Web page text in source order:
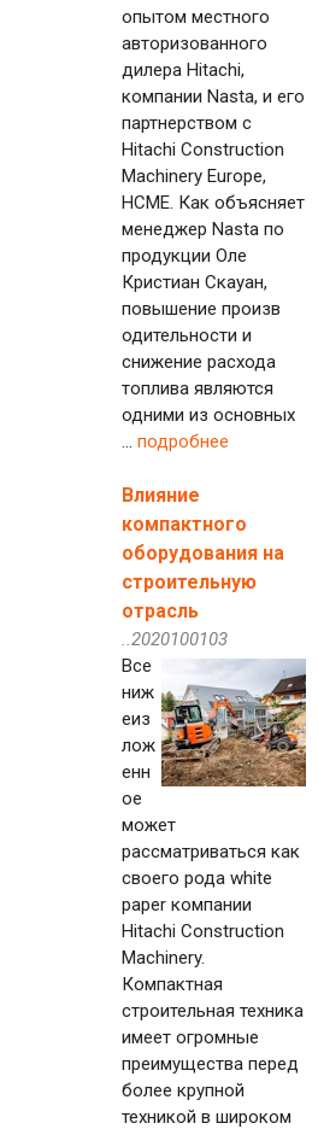
опытом местного
авторизованного
дилера Hitachi,
компании Nasta, и его
партнерством с
Hitachi Construction
Machinery Europe,
HCME. Как объясняет
менеджер Nasta по
продукции Оле
Кристиан Скауан,
повышение произв
одительности и
снижение расхода
топлива являются
одними из основных
... подробнее
Влияние
компактного
оборудования на
строительную
отрасль
..2020100103
Все
ниж
еиз
лож
енн
ое
может
рассматриваться как
своего рода white
paper компании
Hitachi Construction
Machinery.
Компактная
строительная техника
имеет огромные
преимущества перед
более крупной
техникой в широком